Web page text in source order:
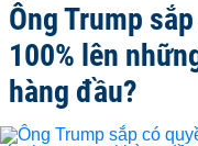
Ông Trump
100% lên
hàng đầu?